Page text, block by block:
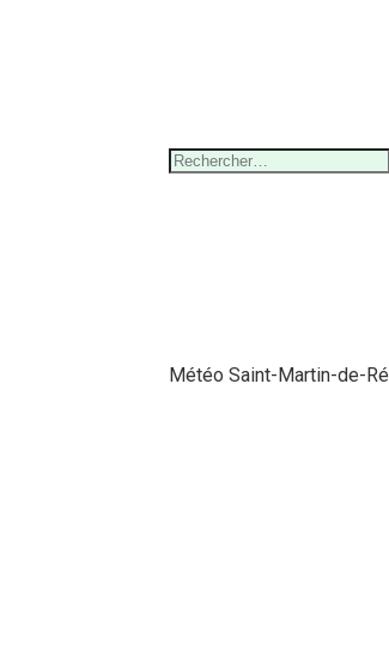
Rechercher :
Météo Saint-Martin-de-Ré